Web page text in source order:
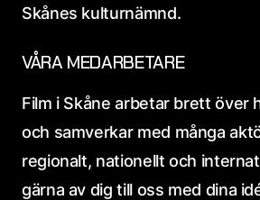
Skånes kulturnämnd.
VÅRA MEDARBETARE
Film i Skåne arbetar brett över
och samverkar med många
regionalt, nationellt och
gärna av dig till oss med dina